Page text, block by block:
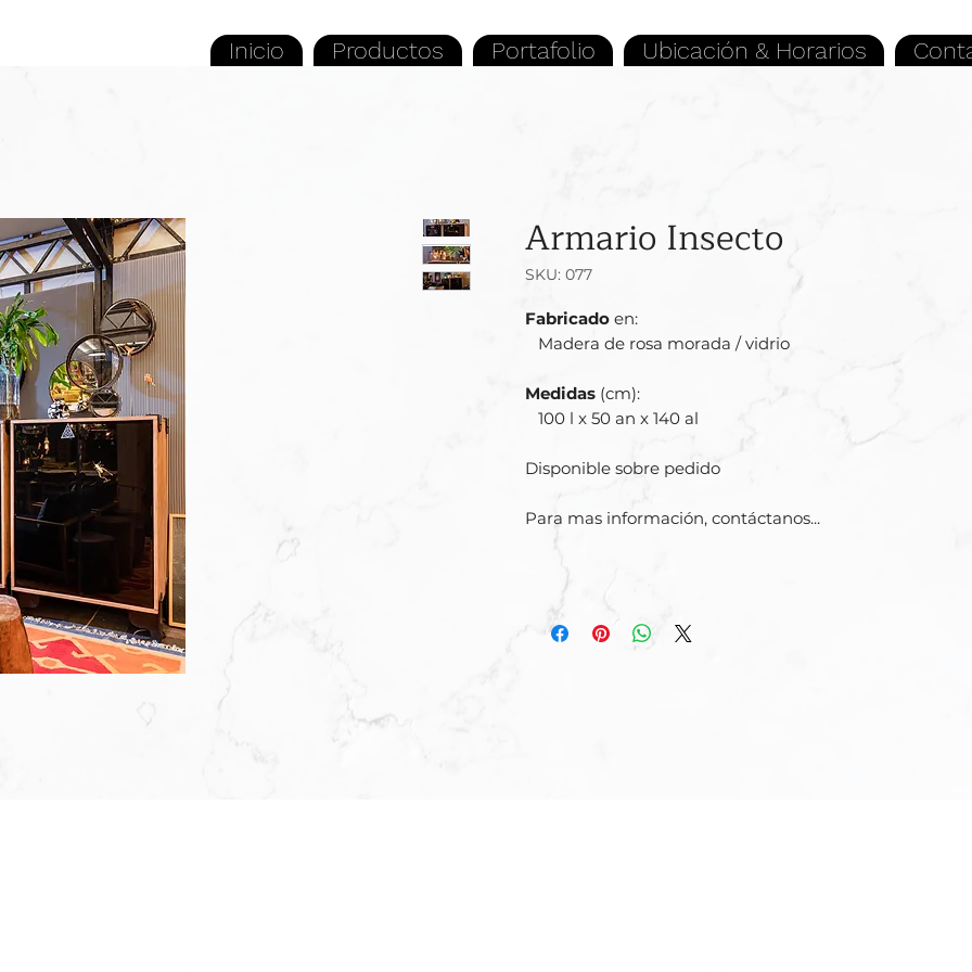
Inicio Productos Portafolio Ubicación & Horarios
Armario Insecto
SKU: 077
Fabricado en:
Madera de rosa morada / vidrio
Medidas (cm):
100 l x 50 an x 140 al
Disponible sobre pedido
Para mas información, contáctanos...